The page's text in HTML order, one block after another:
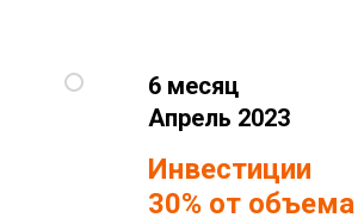
6 месяц
Апрель 2023
Инвестиции
30% от объема